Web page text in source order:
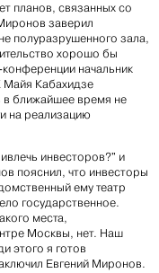
планов, связанных со
заверил
полуразрушенного зала,
хорошо бы
начальник
Майя Кабахидзе
в ближайшее время не
на реализацию
инвесторов?" и
пояснил, что инвесторы
ему театр
государственное.
места,
Москвы, нет. Наш
этого я готов
Евгений Миронов.